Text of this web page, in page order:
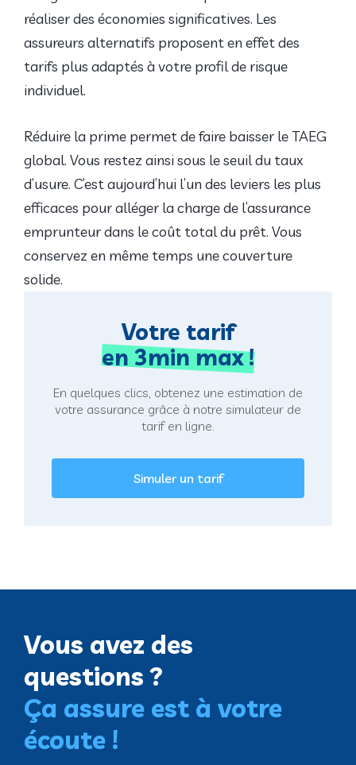
Votre tarif
en 3min max !
En quelques clics, obtenez une estimation de
votre assurance grâce à notre simulateur de
tarif en ligne.
Simuler un tarif
réaliser des économies significatives. Les
assureurs alternatifs proposent en effet des
tarifs plus adaptés à votre profil de risque
individuel.
Réduire la prime permet de faire baisser le TAEG
global. Vous restez ainsi sous le seuil du taux
d’usure. C’est aujourd’hui l’un des leviers les plus
efficaces pour alléger la charge de l’assurance
emprunteur dans le coût total du prêt. Vous
conservez en même temps une couverture
solide.
Vous avez des
questions ?
Ça assure est à votre
écoute !